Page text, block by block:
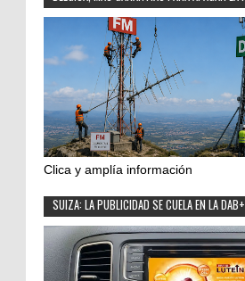
Clica y amplía información
SUIZA: LA PUBLICIDAD SE CUELA EN LA DAB+